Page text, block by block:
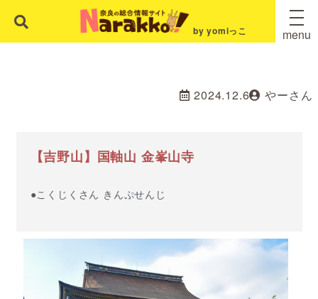
by yomiっこ menu
2024.12.6 やーさん
【吉野山】国軸山 金峯山寺
●こくじくさん きんぷせんじ